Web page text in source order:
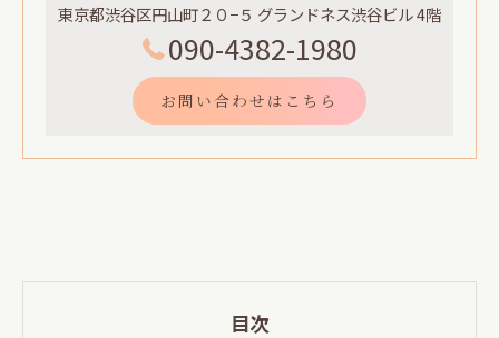
東京都渋谷区円山町２０−５ グランドネス渋谷ビル 4階
090-4382-1980
お問い合わせはこちら
目次